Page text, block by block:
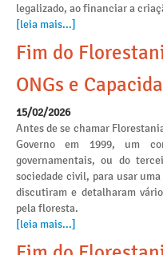
legalizado, ao financiar a
[leia mais...]
Fim do
ONGs e
15/02/2026
Antes de se chamar
Governo em 1999, um
governamentais, ou do
sociedade civil, para usar
discutiram e detalharam
pela floresta.
[leia mais...]